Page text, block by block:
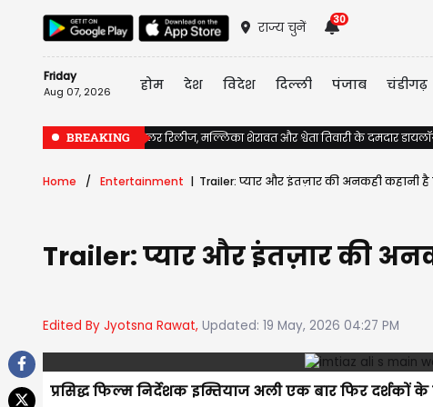
राज्य चुनें
30
Friday
Aug 07, 2026 होम देश विदेश दिल्ली पंजाब चंडीगढ़
BREAKING
'The Traitors 2' का ट्रेलर रिलीज, मल्लिका शेरावत और श्वेता तिवारी के दमदार
Home Entertainment Trailer: प्यार और इंतज़ार की अनकही कहानी
Trailer: प्यार और इंतज़ार की
Edited By Jyotsna Rawat, Updated: 19 May, 2026 04:27 PM
प्रसिद्ध फिल्म निर्देशक इम्तियाज अली एक बार फिर दर्शकों